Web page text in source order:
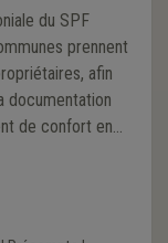
du SPF
prennent
afin
documentation
de confort en